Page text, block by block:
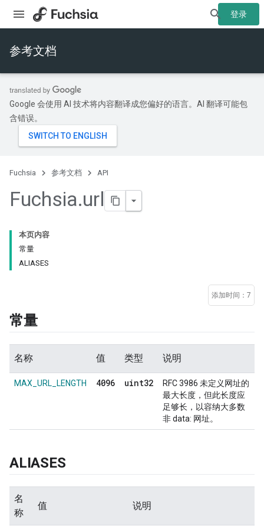
登录
参考文档
Google 会使用 AI 技术将内容翻译成您偏好的语言。AI 翻译可能包
含错误。
Fuchsia 参考文档 API
Fuchsia.url
本页内容
常量
ALIASES
添加时间：7
常量
名称 值 类型 说明
MAX_URL_LENGTH 4096 uint32
RFC 3986 未定义网址的
最大长度，但此长度应
足够长，以容纳大多数
非 data: 网址。
ALIASES
名
称
值 说明